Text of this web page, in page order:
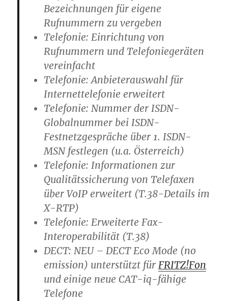
Bezeichnungen für eigene
Rufnummern zu vergeben
Telefonie: Einrichtung von
Rufnummern und Telefoniegeräten
vereinfacht
Telefonie: Anbieterauswahl für
Internettelefonie erweitert
Telefonie: Nummer der ISDN-
Globalnummer bei ISDN-
Festnetzgespräche über 1. ISDN-
MSN festlegen (u.a. Österreich)
Telefonie: Informationen zur
Qualitätssicherung von Telefaxen
über VoIP erweitert (T.38-Details im
X-RTP)
Telefonie: Erweiterte Fax-
Interoperabilität (T.38)
DECT: NEU – DECT Eco Mode (no
emission) unterstützt fürFRITZ!Fon
und einige neue CAT-iq-fähige
Telefone